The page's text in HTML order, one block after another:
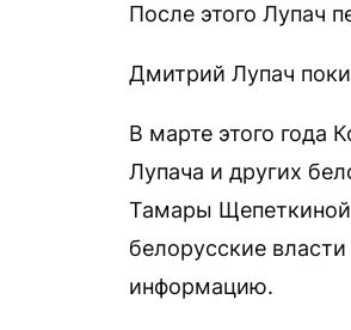
После этого Лупач
Дмитрий Лупач
В марте этого года
Лупача и других
Тамары
белорусские
информацию.